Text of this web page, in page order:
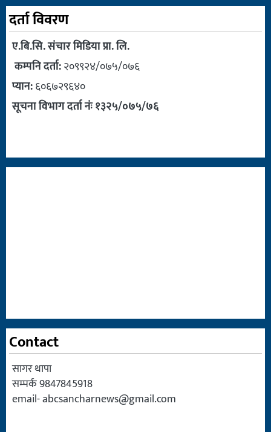
दर्ता विवरण
ए.बि.सि. संचार मिडिया प्रा. लि.
कम्पनि दर्ता:२०९९२४/०७५/०७६
प्यान:६०६७२९६४०
सूचना विभाग दर्ता नंः १३२५/०७५/७६
Contact
सागर थापा
सम्पर्क 9847845918
email-abcsancharnews@gmail.com